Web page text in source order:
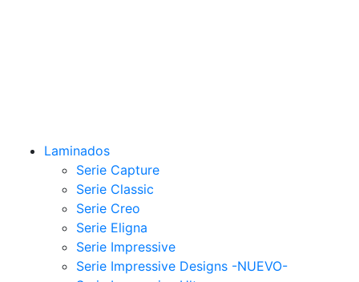
Laminados
Serie Capture
Serie Classic
Serie Creo
Serie Eligna
Serie Impressive
Serie Impressive Designs -NUEVO-